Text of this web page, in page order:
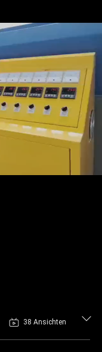
38 Ansichten